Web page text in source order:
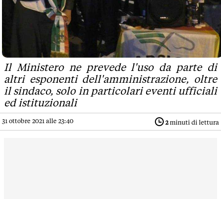
Il Ministero ne prevede l'uso da parte di
altri esponenti dell'amministrazione, oltre
il sindaco, solo in particolari eventi ufficiali
ed istituzionali
31 ottobre 2021 alle 23:40 2minuti di lettura